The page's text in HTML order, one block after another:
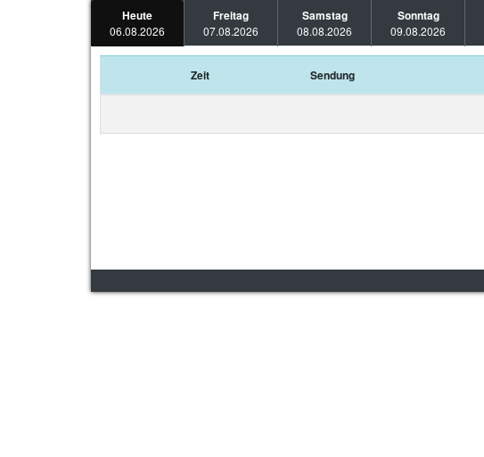
Heute
06.08.2026
Freitag
07.08.2026
Samstag
08.08.2026
Sonntag
09.08.2026
Zeit Sendung